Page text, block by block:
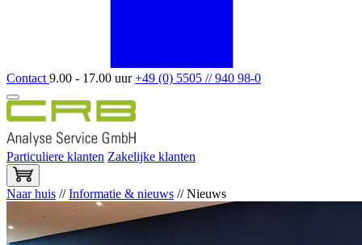
Contact 9.00 - 17.00 uur+49 (0) 5505 // 940 98-0
Particuliere klanten Zakelijke klanten
Naar huis //Informatie & nieuws //Nieuws